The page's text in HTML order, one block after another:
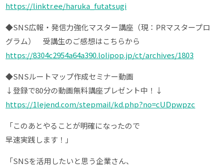
https://linktr.ee/haruka_futatsugi
◆SNS広報・発信力強化マスター講座（現：PRマスタープロ
グラム） 受講生のご感想はこちらから
https://8304c2954a64a390.lolipop.jp/ct/archives/1803
◆SNSルートマップ作成セミナー動画
↓登録で80分の動画無料講座プレゼント中！↓
https://1lejend.com/stepmail/kd.php?no=cUDpwpzc
「このあとやることが明確になったので
早速実践します！」
「SNSを活用したいと思う企業さん、